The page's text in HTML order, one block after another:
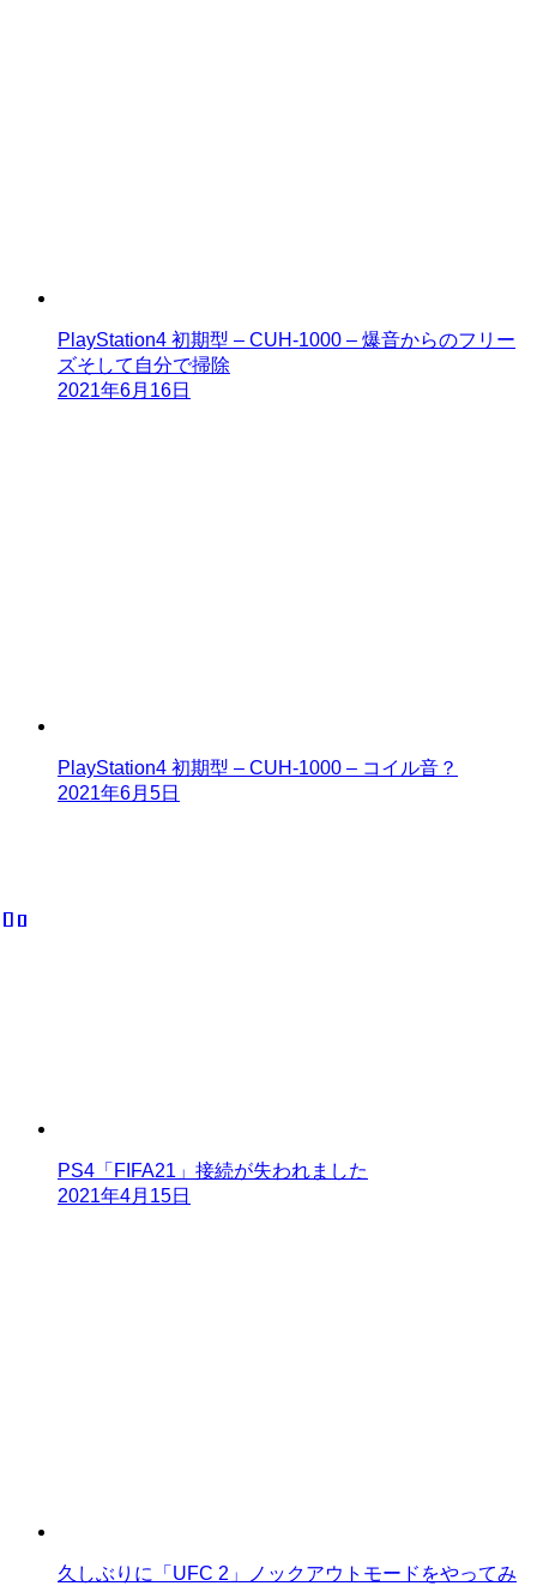
PlayStation4 初期型 – CUH-1000 – 爆音からのフリー
ズそして自分で掃除
2021年6月16日
PlayStation4 初期型 – CUH-1000 – コイル音？
2021年6月5日
PS4「FIFA21」接続が失われました
2021年4月15日
久しぶりに「UFC 2」ノックアウトモードをやってみ